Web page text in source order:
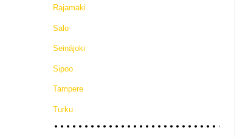
Rajamäki
Salo
Seinäjoki
Sipoo
Tampere
Turku